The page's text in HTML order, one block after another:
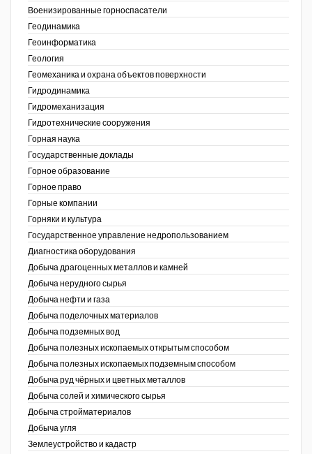
Военизированные горноспасатели
Геодинамика
Геоинформатика
Геология
Геомеханика и охрана объектов поверхности
Гидродинамика
Гидромеханизация
Гидротехнические сооружения
Горная наука
Государственные доклады
Горное образование
Горное право
Горные компании
Горняки и культура
Государственное управление недропользованием
Диагностика оборудования
Добыча драгоценных металлов и камней
Добыча нерудного сырья
Добыча нефти и газа
Добыча поделочных материалов
Добыча подземных вод
Добыча полезных ископаемых открытым способом
Добыча полезных ископаемых подземным способом
Добыча руд чёрных и цветных металлов
Добыча солей и химического сырья
Добыча стройматериалов
Добыча угля
Землеустройство и кадастр
НефтьГазПраво
Разведка и охрана недр
Стандарт качества
Уголь Кузбасса
Химагрегаты
Coal People Magazine
PWC